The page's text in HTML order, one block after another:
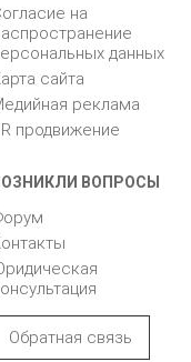
на
данных
сайта
реклама
продвижение
ВОПРОСЫ
Обратная связь